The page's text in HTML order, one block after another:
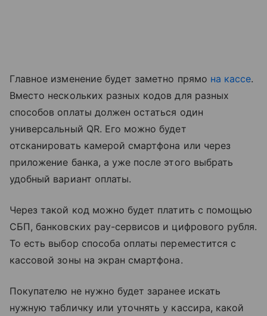
Главное изменение будет заметно прямо на кассе.
Вместо нескольких разных кодов для разных
способов оплаты должен остаться один
универсальный QR. Его можно будет
отсканировать камерой смартфона или через
приложение банка, а уже после этого выбрать
удобный вариант оплаты.
Через такой код можно будет платить с помощью
СБП, банковских pay-сервисов и цифрового рубля.
То есть выбор способа оплаты переместится с
кассовой зоны на экран смартфона.
Покупателю не нужно будет заранее искать
нужную табличку или уточнять у кассира, какой